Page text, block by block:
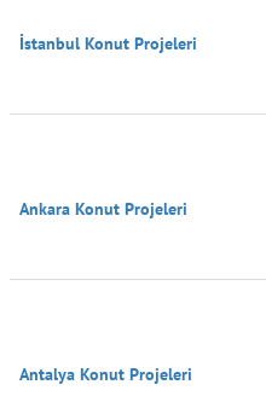
İstanbul Konut Projeleri
Ankara Konut Projeleri
Antalya Konut Projeleri